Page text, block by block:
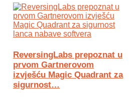
ReversingLabs prepoznat u
prvom Gartnerovom
izvješću Magic Quadrant za
sigurnost…